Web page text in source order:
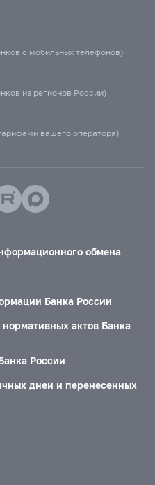
с мобильных телефонов)
из регионов России)
вашего оператора)
обмена
Банка России
актов Банка
России
дней и перенесенных